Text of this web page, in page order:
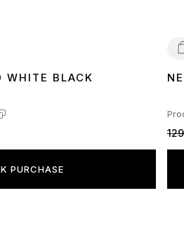
4546
WHITE BLACK
PURCHASE